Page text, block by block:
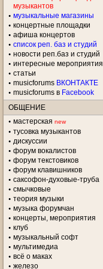
музыкантов
музыкальные магазины
концертные площадки
aфиша концертов
список реп. баз и студий
новости реп.баз и студий
интересные мероприятия
статьи
musicforums ВКОНТАКТЕ
musicforums в Facebook
ОБЩЕНИЕ
мастерская new
тусовка музыкантов
дискуссии
форум вокалистов
форум текстовиков
форум клавишников
саксофон-духовые-труба
смычковые
теория музыки
музыка форумчан
концерты, мероприятия
клуб
музыкальный софт
мультимедиа
всё о маках
железо